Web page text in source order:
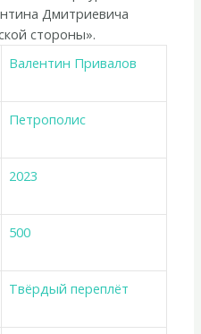
Дмитриевича
стороны».
Валентин Привалов
Петрополис
2023
500
Твёрдый переплёт